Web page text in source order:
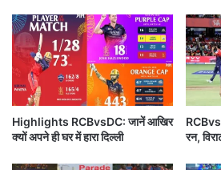
2026
RCB फैंस के लिए भी यह ऐतिहासिक
पर#RCBChampion,
#IPL2026Finalलगातार ट्रेंड
Highlights RCBvsDC: जानें आखिर
क्यों अपने ही घर में हारा दिल्ली
रन,